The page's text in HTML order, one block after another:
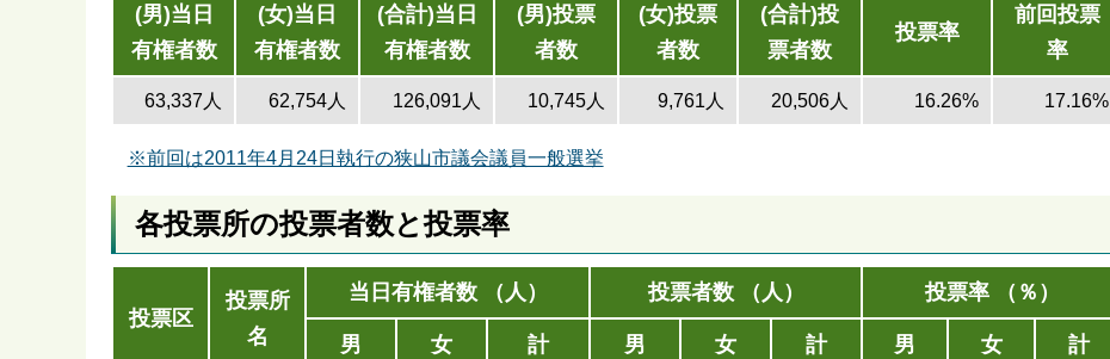
(男)当日
有権者数
(女)当日
有権者数
(合計)当日
有権者数
(男)投票
者数
(女)投票
者数
(合計)投
票者数
投票率
前回投票
率
63,337人 62,754人 126,091人 10,745人 9,761人 20,506人 16.26% 17.16%
※前回は2011年4月24日執行の狭山市議会議員一般選挙
各投票所の投票者数と投票率
投票区
投票所
名
当日有権者数 （人） 投票者数 （人） 投票率 （％）
男 女 計 男 女 計 男 女 計